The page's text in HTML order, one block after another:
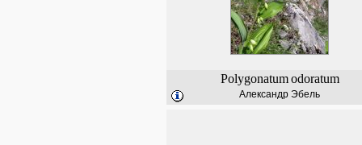
Polygonatum odoratum
Александр Эбель